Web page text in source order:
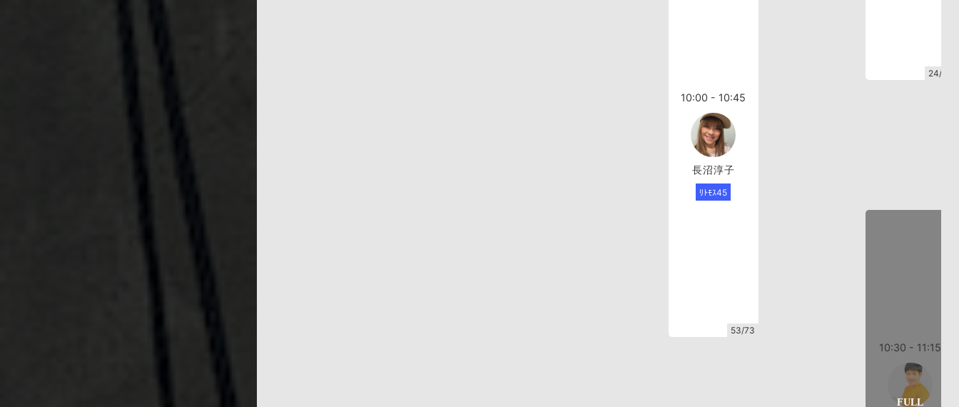
10:00 - 10:45
長沼淳子
ﾘﾄﾓｽ45
53/73
24/68
10:30 - 11:15